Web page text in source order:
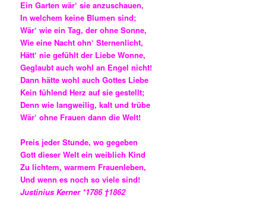
Ein Garten wär‘ sie anzuschauen,
In welchem keine Blumen sind;
Wär‘ wie ein Tag, der ohne Sonne,
Wie eine Nacht ohn‘ Sternenlicht,
Hätt‘ nie gefühlt der Liebe Wonne,
Geglaubt auch wohl an Engel nicht!
Dann hätte wohl auch Gottes Liebe
Kein fühlend Herz auf sie gestellt;
Denn wie langweilig, kalt und trübe
Wär‘ ohne Frauen dann die Welt!
Preis jeder Stunde, wo gegeben
Gott dieser Welt ein weiblich Kind
Zu lichtem, warmem Frauenleben,
Und wenn es noch so viele sind!
Justinius Kerner *1786 †1862